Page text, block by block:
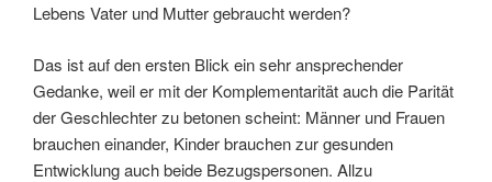
Lebens Vater und Mutter gebraucht werden?
Das ist auf den ersten Blick ein sehr ansprechender
Gedanke, weil er mit der Komplementarität auch die Parität
der Geschlechter zu betonen scheint: Männer und Frauen
brauchen einander, Kinder brauchen zur gesunden
Entwicklung auch beide Bezugspersonen. Allzu